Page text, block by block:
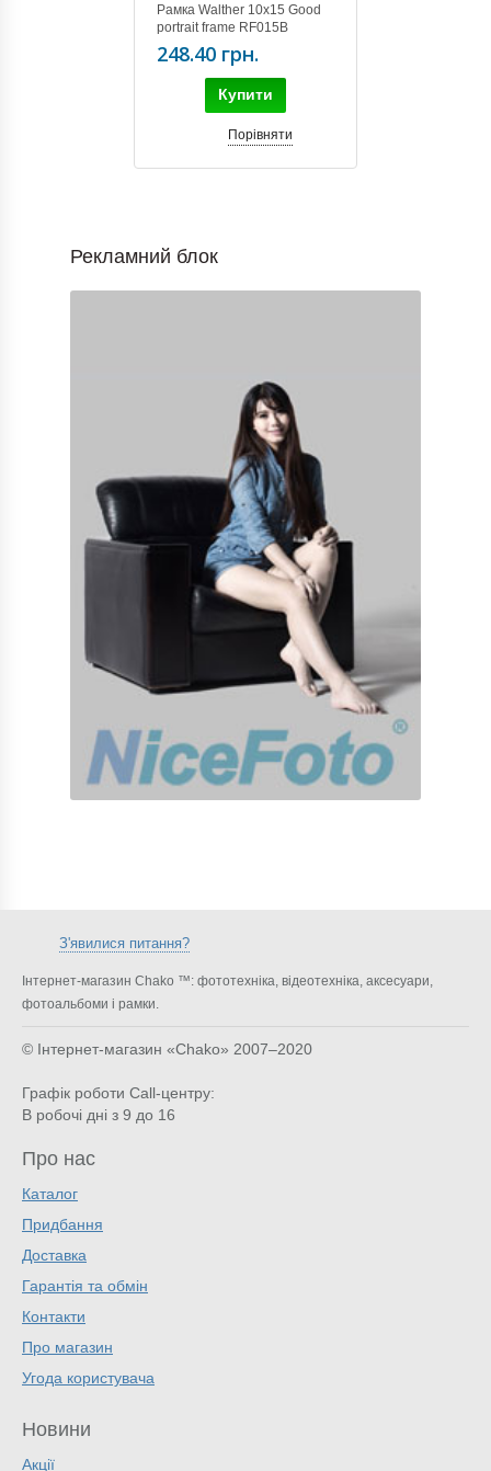
Рамка Walther 10х15 Good
portrait frame RF015B
248.40 грн.
Купити
Порівняти
Рекламний блок
З'явилися питання?
Інтернет-магазин Chako ™: фототехніка, відеотехніка, аксесуари,
фотоальбоми і рамки.
© Інтернет-магазин «Chako» 2007–2020
Графік роботи Call-центру:
В робочі дні з 9 до 16
Про нас
Каталог
Придбання
Доставка
Гарантія та обмін
Контакти
Про магазин
Угода користувача
Новини
Акції